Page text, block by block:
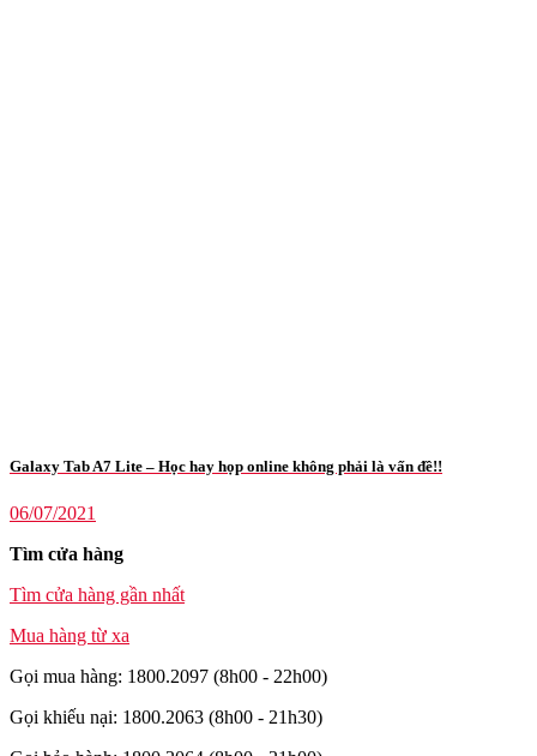
Galaxy Tab A7 Lite – Học hay họp online không phải là vấn đề!!
06/07/2021
Tìm cửa hàng
Tìm cửa hàng gần nhất
Mua hàng từ xa
Gọi mua hàng: 1800.2097 (8h00 - 22h00)
Gọi khiếu nại: 1800.2063 (8h00 - 21h30)